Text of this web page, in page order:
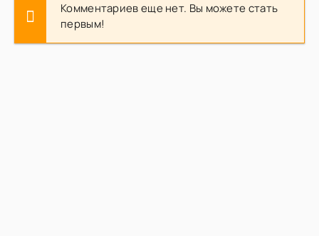
Комментариев еще нет. Вы можете стать
первым!